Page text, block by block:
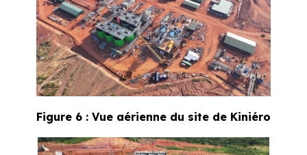
Figure 6 : Vue aérienne du site de Kiniéro